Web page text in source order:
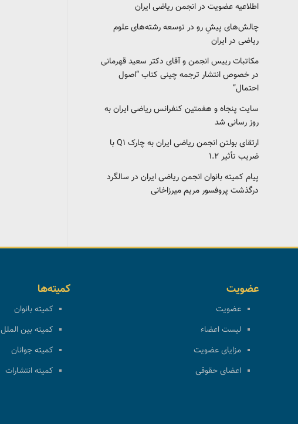
اطلاعیه عضویت در انجمن ریاضی ایران
چالش‌های پیشِ رو در توسعه رشته‌های علوم
ریاضی در ایران
مکاتبات رییس انجمن و آقای دکتر سعید قهرمانی
در خصوص انتشار ترجمه چینی کتاب “اصول
احتمال”
سایت پنجاه و هفمتین کنفرانس ریاضی ایران به
روز رسانی شد
ارتقای بولتن انجمن ریاضی ایران به چارک Q1 با
ضریب تأثیر ۱.۲
پیام کمیته بانوان انجمن ریاضی ایران در سالگرد
درگذشت پروفسور مریم میرزاخانی
عضویت
عضویت
لیست اعضاء
مزایای عضویت
اعضای حقوقی
کمیته‌ها
کمیته بانوان
کمیته بین الملل
کمیته جوانان
کمیته انتشارات